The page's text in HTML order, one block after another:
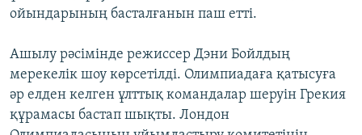
ойындарының басталғанын паш етті.
Ашылу рәсімінде режиссер Дэни Бойлдың
мерекелік шоу көрсетілді. Олимпиадаға қатысуға
әр елден келген ұлттық командалар шеруін Грекия
құрамасы бастап шықты. Лондон